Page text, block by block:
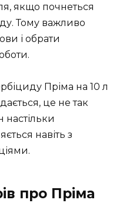
якщо почнеться
Тому важливо
і обрати
Пріма на 10 л
це не так
настільки
навіть з
про Пріма